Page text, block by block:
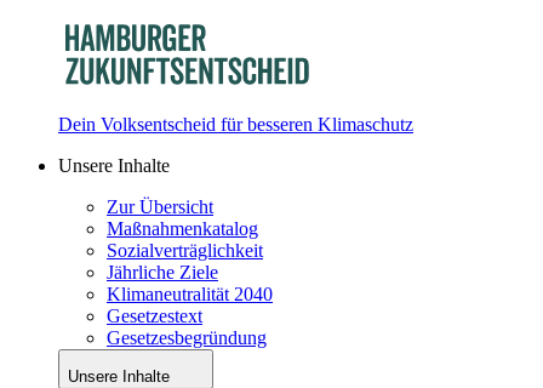
Dein Volksentscheid für besseren Klimaschutz
Unsere Inhalte
Zur Übersicht
Maßnahmenkatalog
Sozialverträglichkeit
Jährliche Ziele
Klimaneutralität 2040
Gesetzestext
Gesetzesbegründung
Unsere Inhalte